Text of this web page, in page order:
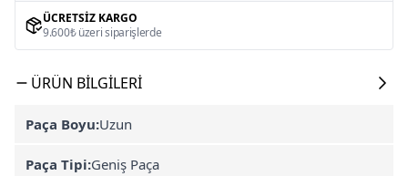
ÜCRETSIZ KARGO
9.600₺ üzeri siparişlerde
ÜRÜN BILGILERI
Paça Boyu:Uzun
Paça Tipi:Geniş Paça